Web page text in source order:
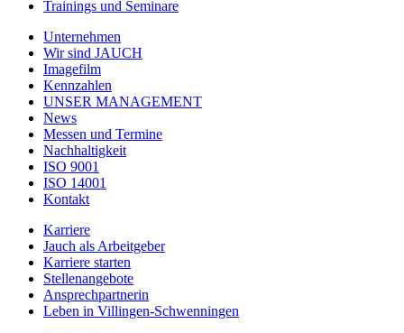
Trainings und Seminare
Unternehmen
Wir sind JAUCH
Imagefilm
Kennzahlen
UNSER MANAGEMENT
News
Messen und Termine
Nachhaltigkeit
ISO 9001
ISO 14001
Kontakt
Karriere
Jauch als Arbeitgeber
Karriere starten
Stellenangebote
Ansprechpartnerin
Leben in Villingen-Schwenningen